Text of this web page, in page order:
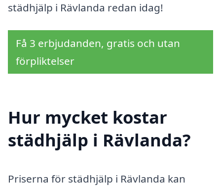
städhjälp i Rävlanda redan idag!
Få 3 erbjudanden, gratis och utan
förpliktelser
Hur mycket kostar
städhjälp i Rävlanda?
Priserna för städhjälp i Rävlanda kan